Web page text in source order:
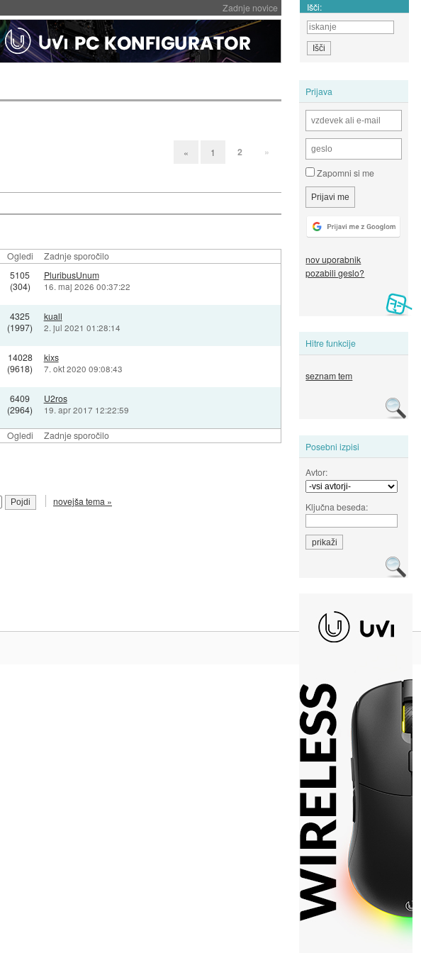
Zadnje novice Išči:
Prijava
Zapomni si me
nov uporabnik
pozabili geslo?
Hitre funkcije
seznam tem
Posebni izpisi
Avtor:
Ključna beseda:
« 1 2 »
Ogledi Zadnje sporočilo
Ogledi Zadnje sporočilo
5105
(304)
PluribusUnum
16. maj 2026 00:37:22
4325
(1997)
kuall
2. jul 2021 01:28:14
14028
(9618)
kixs
7. okt 2020 09:08:43
6409
(2964)
U2ros
19. apr 2017 12:22:59
novejša tema »